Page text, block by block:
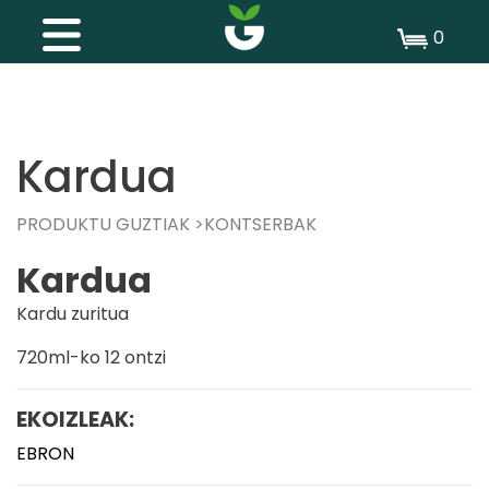
0
Kardua
PRODUKTU GUZTIAK KONTSERBAK
Kardua
Kardu zuritua
720ml-ko 12 ontzi
EKOIZLEAK:
EBRON